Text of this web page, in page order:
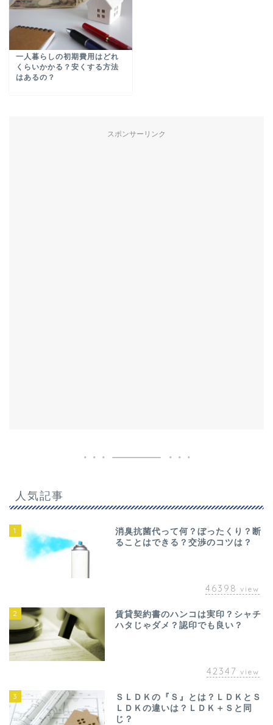
一人暮らしの初期費用はどれ
くらいかかる？安くする方法
はあるの？
スポンサーリンク
人気記事
1
消臭抗菌代って何？ぼったくり？断
ることはできる？交渉のコツは？
46398 view
2
賃貸契約書のハンコは実印？シャチ
ハタじゃダメ？認印でも良い？
42347 view
3
ＳＬＤＫの『Ｓ』とは？ＬＤＫとＳ
ＬＤＫの違いは？ＬＤＫ＋Ｓと同
じ？